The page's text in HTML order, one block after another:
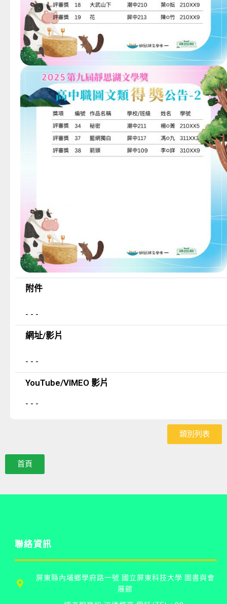
附件
- - -
網址/影片
- - -
YouTube/VIMEO 影片
- - -
類別列表
首頁
聯絡資訊
屏東縣內埔鄉學府路一號 國立屏東科技大學 圖書與會
展館